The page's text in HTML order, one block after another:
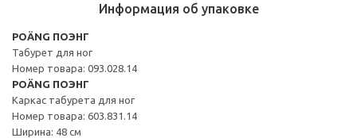
Информация об упаковке
POÄNG ПОЭНГ
Табурет для ног
Номер товара: 093.028.14
POÄNG ПОЭНГ
Каркас табурета для ног
Номер товара: 603.831.14
Ширина: 48 см